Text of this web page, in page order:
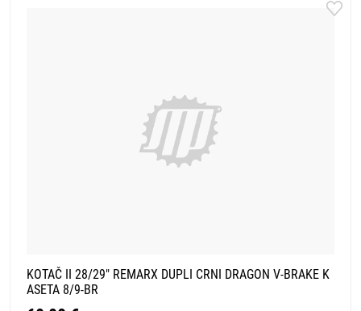
KOTAČ II 28/29" REMARX DUPLI CRNI DRAGON V-BRAKE K
ASETA 8/9-BR